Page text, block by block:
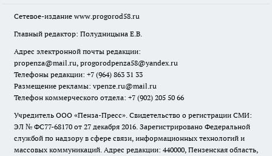
Сетевое-издание www.progorod58.ru
Главный редактор: Полудницына Е.В.
Адрес электронной почты редакции:
propenza@mail.ru, progorodpenza58@yandex.ru
Телефоны редакции: +7 (964) 863 31 33
Размещение рекламы: vpenze.ru@mail.ru
Телефон коммерческого отдела: +7 (902) 205 50 66
Учредитель ООО «Пенза-Пресс». Свидетельство о регистрации СМИ:
ЭЛ № ФС77-68170 от 27 декабря 2016. Зарегистрировано Федеральной
службой по надзору в сфере связи, информационных технологий и
массовых коммуникаций. Адрес редакции: 440000, Пензенская область,